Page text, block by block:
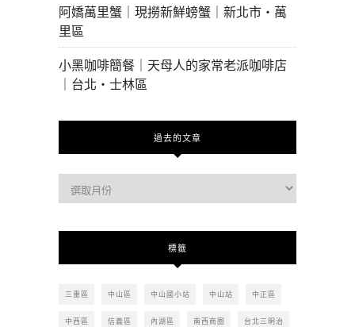
阿嬌萬里蟹｜現撈新鮮螃蟹｜新北市・萬
里區
小黑咖啡簡餐｜天母人的家常老派咖啡店
｜台北・士林區
過去的文章
去
標籤
三重區 中山區 中山國小站 中山站 中正區
中西區 信義區 內湖區 南西商圈 台北三明治